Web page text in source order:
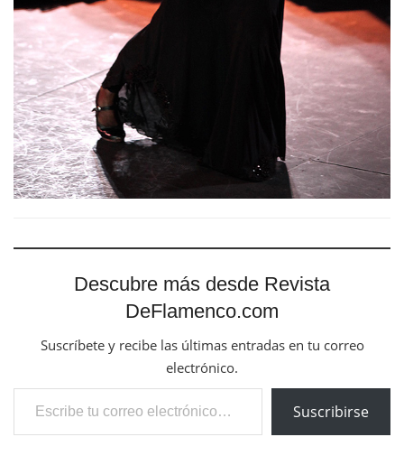
Descubre más desde Revista
DeFlamenco.com
Suscríbete y recibe las últimas entradas en tu correo
electrónico.
Escribe tu correo electrónico…
Suscribirse